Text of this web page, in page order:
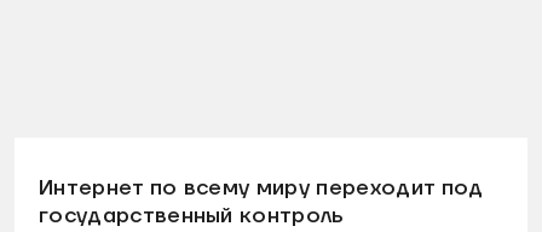
Интернет по всему миру переходит под
государственный контроль